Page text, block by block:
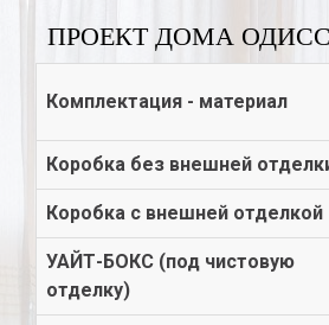
ПРОЕКТ ДОМА
Комплектация - материал
Коробка без внешней
Коробка с внешней отделкой
УАЙТ-БОКС (под чистовую
отделку)